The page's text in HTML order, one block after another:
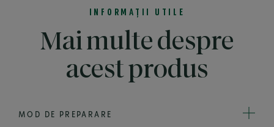
INFORMAȚII UTILE
Mai multe despre
acest produs
MOD DE PREPARARE